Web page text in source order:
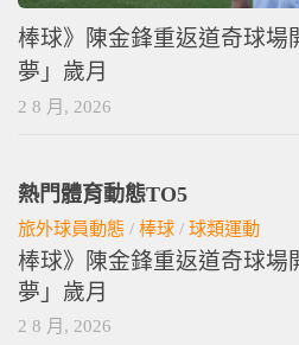
棒球》陳金鋒重返道奇球
夢」歲月
2 8 月, 2026
熱門體育動態TO5
旅外球員動態 / 棒球 / 球類運動
棒球》陳金鋒重返道奇球
夢」歲月
2 8 月, 2026